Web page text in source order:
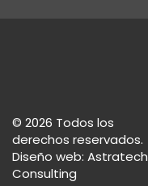
© 2026 Todos los
derechos reservados.
Diseño web: Astratech
Consulting